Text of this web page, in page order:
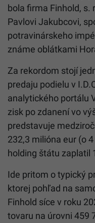
bola firma Finhold, s.
Pavlovi Jakubcovi,
potravinárskeho
známe oblátkami
Za rekordom stojí
predaju podielu v
analytického portálu
zisk po zdanení vo
predstavuje
232,3 milióna eur (o
holding štátu zaplatil
Ide pritom o typický
ktorej pohľad na
Finhold síce v roku
tovaru na úrovni 459